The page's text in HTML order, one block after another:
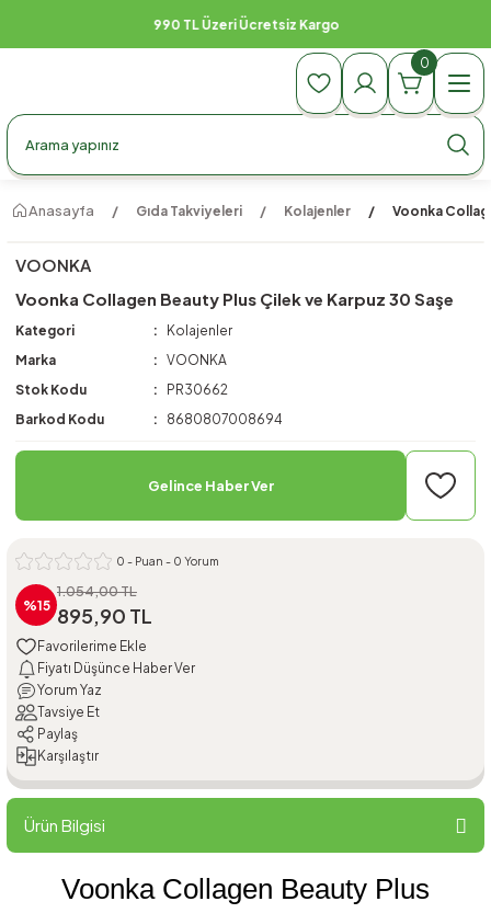
990 TL Üzeri Ücretsiz Kargo
0
Anasayfa Gıda Takviyeleri Kolajenler Voonka
VOONKA
Voonka Collagen Beauty Plus Çilek ve Karpuz 30 Saşe
Kategori
Kolajenler
Marka
VOONKA
Stok Kodu
PR30662
Barkod Kodu
8680807008694
Gelince Haber Ver
0 - Puan - 0 Yorum
%15
1.054,00 TL
895,90 TL
Fiyatı Düşünce Haber Ver
Yorum Yaz
Tavsiye Et
Paylaş
Karşılaştır
Ürün Bilgisi
Voonka Collagen Beauty Plus